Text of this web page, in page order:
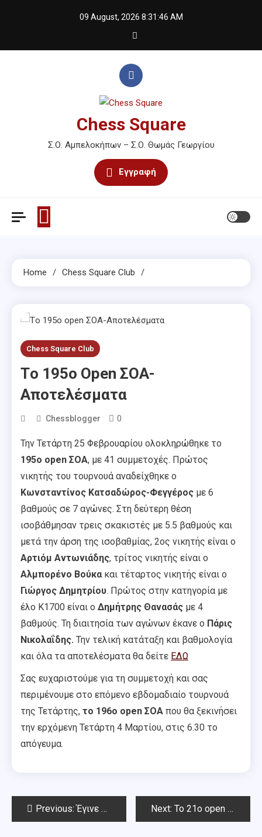
09 August, 2026 8:31:46 AM
Chess Square
Σ.Ο. Αμπελοκήπων – Σ.Ο. Θωμάς Γεωργίου
Εγγραφή
Home Chess Square Club
Chess Square Club
Tο 195ο Open ΣΟΑ-
Αποτελέσματα
Chessblogger 0
Την Τετάρτη 25 Φεβρουαρίου ολοκληρώθηκε το
195ο open ΣΟΑ, με 41 συμμετοχές. Πρώτος
νικητής του τουρνουά αναδείχθηκε ο
Κωνσταντίνος Κατσαδώρος-Φεγγέρος με 6
βαθμούς σε 7 αγώνες. Στη δεύτερη θέση
ισοβάθμησαν τρεις σκακιστές με 5.5 βαθμούς και
μετά την άρση της ισοβαθμίας, 2ος νικητής είναι ο
Αρτιόμ Αντωνιάδης, τρίτος νικητής είναι ο
Αλμπορένο Βούκα και τέταρτος νικητής είναι ο
Γιώργος Δημητρίου. Πρώτος στην κατηγορία με
έλο Κ1700 είναι ο Δημήτρης Θανασάς με 4
βαθμούς. Τη διαιτησία των αγώνων έκανε ο Πάρις
Νικολαΐδης. Την τελική κατάταξη και βαθμολογία
και όλα τα αποτελέσματα θα δείτε ΕΔΩ
Σας ευχαριστούμε για τη συμμετοχή και σας
περιμένουμε στο επόμενο εβδομαδιαίο τουρνουά
της Τετάρτης, το 196ο open ΣΟΑ που θα ξεκινήσει
την ερχόμενη Τετάρτη 4 Μαρτίου, στις 6.30 το
απόγευμα.
PostPrevious: Έγινε χθες Κυριακή 16/2 η κοπή πίτας για το 2026 Next: To 21ο open ΤΡΙΑΝΤΑΦΥΛΛΟΣ ΣΙΑΠΕΡΑΣ-Αποτελέσματα